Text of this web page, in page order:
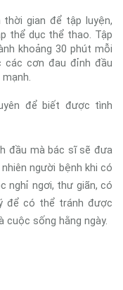
thời gian để tập luyện,
thể dục thể thao. Tập
khoảng 30 phút mỗi
các cơn đau đỉnh đầu
để biết được tình
đầu mà bác sĩ sẽ đưa
người bệnh khi có
nghỉ ngơi, thư giãn, có
để có thể tránh được
cuộc sống hằng ngày.